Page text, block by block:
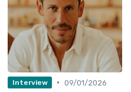
Interview • 09/01/2026